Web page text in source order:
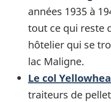
années 1935 à
tout ce qui reste
hôtelier qui se
lac Maligne.
Le col
traiteurs de